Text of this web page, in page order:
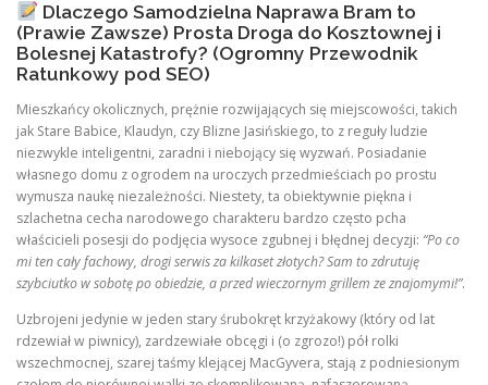
Dlaczego Samodzielna Naprawa Bram to
(Prawie Zawsze) Prosta Droga do Kosztownej i
Bolesnej Katastrofy? (Ogromny Przewodnik
Ratunkowy pod SEO)
Mieszkańcy okolicznych, prężnie rozwijających się miejscowości, takich
jak Stare Babice, Klaudyn, czy Blizne Jasińskiego, to z reguły ludzie
niezwykle inteligentni, zaradni i niebojący się wyzwań. Posiadanie
własnego domu z ogrodem na uroczych przedmieściach po prostu
wymusza naukę niezależności. Niestety, ta obiektywnie piękna i
szlachetna cecha narodowego charakteru bardzo często pcha
właścicieli posesji do podjęcia wysoce zgubnej i błędnej decyzji: “Po co
mi ten cały fachowy, drogi serwis za kilkaset złotych? Sam to zdrutuję
szybciutko w sobotę po obiedzie, a przed wieczornym grillem ze znajomymi!”.
Uzbrojeni jedynie w jeden stary śrubokręt krzyżakowy (który od lat
rdzewiał w piwnicy), zardzewiałe obcęgi i (o zgrozo!) pół rolki
wszechmocnej, szarej taśmy klejącej MacGyvera, stają z podniesionym